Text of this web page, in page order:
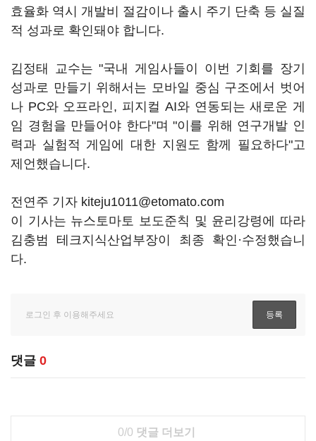
효율화 역시 개발비 절감이나 출시 주기 단축 등 실질
적 성과로 확인돼야 합니다.
김정태 교수는 "국내 게임사들이 이번 기회를 장기
성과로 만들기 위해서는 모바일 중심 구조에서 벗어
나 PC와 오프라인, 피지컬 AI와 연동되는 새로운 게
임 경험을 만들어야 한다"며 "이를 위해 연구개발 인
력과 실험적 게임에 대한 지원도 함께 필요하다"고
제언했습니다.
전연주 기자 kiteju1011@etomato.com
이 기사는 뉴스토마토 보도준칙 및 윤리강령에 따라
김충범 테크지식산업부장이 최종 확인·수정했습니
다.
댓글 0
0/0 댓글 더보기